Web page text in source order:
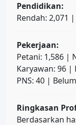
Pendidikan:
Rendah: 2,071
Pekerjaan:
Petani: 1,586 |
Karyawan: 96 |
PNS: 40 |
Ringkasan
Berdasarkan